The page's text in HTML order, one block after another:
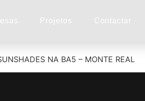
Projetos Contactar
NA BA5 – MONTE REAL